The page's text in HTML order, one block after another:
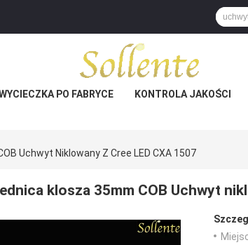
PO FABRYCE KONTROLA JAKOŚCI
Uchwyt Niklowany Z Cree LED CXA 1507
klosza 35mm COB Uchwyt